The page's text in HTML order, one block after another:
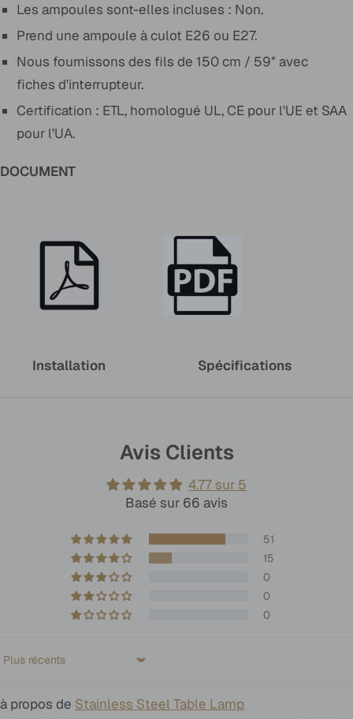
Les ampoules sont-elles incluses : Non.
Prend une ampoule à culot E26 ou E27.
Nous fournissons des fils de 150 cm / 59″ avec
fiches d'interrupteur.
Certification : ETL, homologué UL, CE pour l'UE et SAA
pour l'UA.
DOCUMENT
Installation Spécifications
Avis Clients
4.77 sur 5
Basé sur 66 avis
51
15
0
0
0
Sort by
Stainless Steel Table Lamp